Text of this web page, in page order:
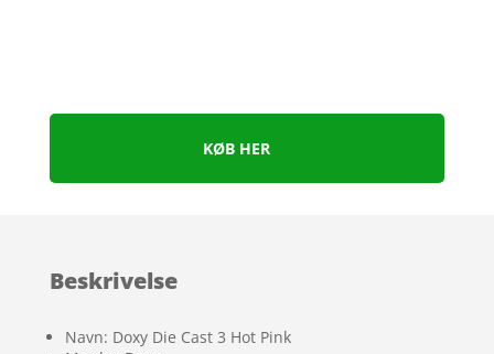
KØB HER
Beskrivelse
Navn: Doxy Die Cast 3 Hot Pink